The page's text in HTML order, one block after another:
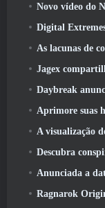
Novo vídeo do NTE Lore
Digital Extremes
As lacunas de
Jagex compartilha detalhes do
Daybreak anuncia
Aprimore suas
A visualização do Limit Zero
Descubra conspirações e lute
Anunciada a data do teste
Ragnarok Origin Classic